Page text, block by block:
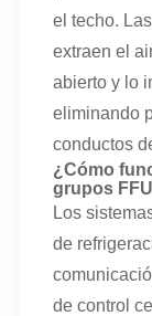
el techo.
extraen el
abierto y lo
eliminando
conductos
¿Cómo
grupos
Los
de
de control